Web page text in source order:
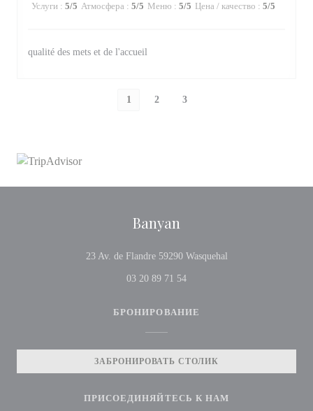
Услуги : 5/5 Атмосфера : 5/5 Меню : 5/5 Цена / качество : 5/5
qualité des mets et de l'accueil
1 2 3
Banyan
23 Av. de Flandre 59290 Wasquehal((открывается в
03 20 89 71 54
БРОНИРОВАНИЕ
ЗАБРОНИРОВАТЬ СТОЛИК
ПРИСОЕДИНЯЙТЕСЬ К НАМ